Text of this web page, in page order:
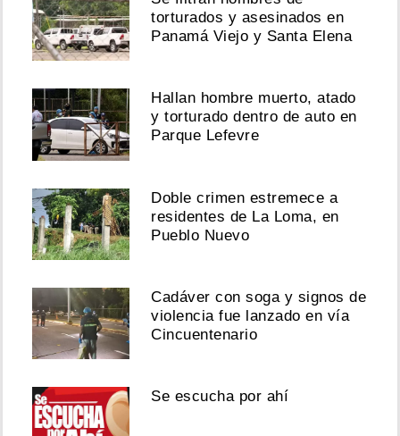
torturados y asesinados en
Panamá Viejo y Santa Elena
Hallan hombre muerto, atado
y torturado dentro de auto en
Parque Lefevre
Doble crimen estremece a
residentes de La Loma, en
Pueblo Nuevo
Cadáver con soga y signos de
violencia fue lanzado en vía
Cincuentenario
Se escucha por ahí